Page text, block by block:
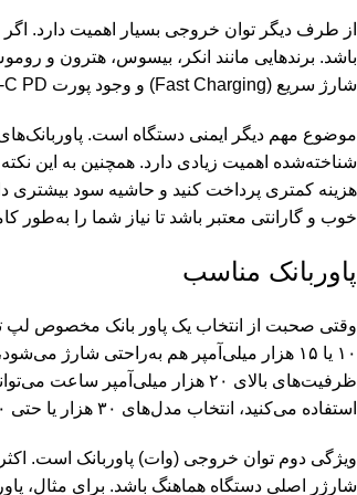
باشد. برندهایی مانند انکر، بیسوس، هترون و
شارژ سریع (Fast Charging) و وجود پورت USB-C PD از ویژگی‌هایی هستند که در انتخاب مدل مناسب باید در نظر گرفته شوند.
موضوع مهم دیگر ایمنی دستگاه است. پاوربانک‌های
شناخته‌شده اهمیت زیادی دارد. همچنین به این
هزینه کمتری پرداخت کنید و حاشیه سود بیشتری
خوب و گارانتی معتبر باشد تا نیاز شما را به‌طور
پاوربانک مناسب
وقتی صحبت از انتخاب یک پاور بانک مخصوص لپ
۱۰ یا ۱۵ هزار میلی‌آمپر هم به‌راحتی شارژ
ظرفیت‌های بالای ۲۰ هزار
استفاده می‌کنید، انتخاب مدل‌های ۳۰ هزار یا حتی ۴۰ هزار میلی‌آمپر بهترین گزینه است.